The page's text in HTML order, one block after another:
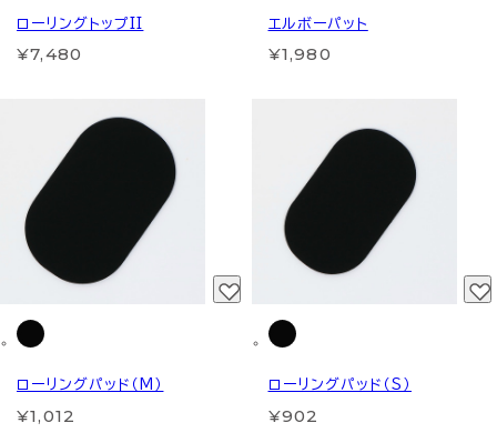
ローリングトップII
¥7,480
エルボーパット
¥1,980
ローリングパッド（M）
¥1,012
ローリングパッド（S）
¥902